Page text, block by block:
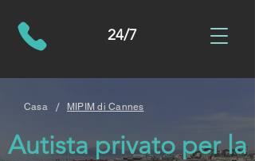
24/7
Casa / MIPIM di Cannes
Autista privato per la